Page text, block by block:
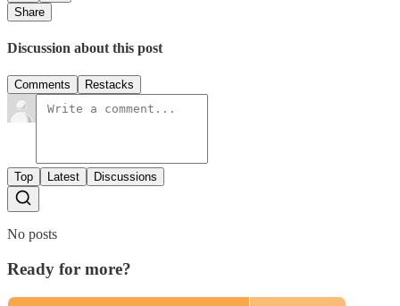
Share
Discussion about this post
Comments Restacks
Top Latest Discussions
No posts
Ready for more?